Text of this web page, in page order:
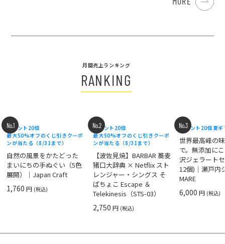
月間売上ランキング
RANKING
No.1
ポイント20倍
最大50%オフのくじ引きクーポ
ンが当たる（8/31まで）
自然の風景をかたどった
まいにちの手ぬぐい（5色
展開）｜Japan Craft
1,760円 (税込)
No.2
ポイント20倍
最大50%オフのくじ引きクーポ
ンが当たる（8/31まで）
【波佐見焼】BARBAR 蕎麦
猪口大辞典 × Netflix スト
レンジャー・シングス そ
ばちょこ Escape ＆
Telekinesis（STS-03）
2,750円 (税込)
No.3
ポイント20倍 夏
世界最高峰の
で。無添加に
沢ジェラート
12個)｜瀬戸内
MARE
6,000円 (税込)